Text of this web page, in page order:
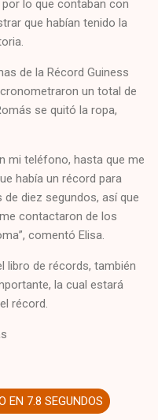
lo que contaban con
que habían tenido la
de la Récord Guiness
un total de
se quitó la ropa,
mi teléfono, hasta que me
había un récord para
diez segundos, así que
contactaron de los
comentó Elisa.
libro de récords, también
la cual estará
récord.
EN 7.8 SEGUNDOS